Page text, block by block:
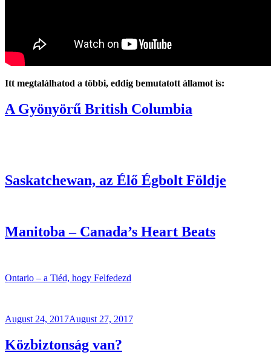
Itt megtalálhatod a többi, eddig bemutatott államot is:
A Gyönyörű British Columbia
Saskatchewan, az Élő Égbolt Földje
Manitoba – Canada’s Heart Beats
Ontario – a Tiéd, hogy Felfedezd
Posted
August 24, 2017August 27, 2017
Közbiztonság van?